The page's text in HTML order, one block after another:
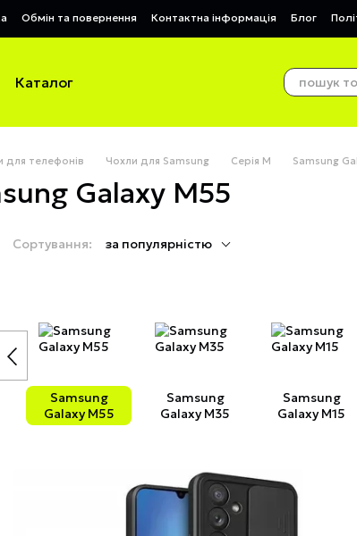
Обмін та повернення Контактна інформація Блог
Каталог
для телефонів Чохли для Samsung Серія М Samsung
Galaxy М55
Сортування: за популярністю
Samsung
Galaxy M55
Samsung
Galaxy M35
Samsung
Galaxy M15